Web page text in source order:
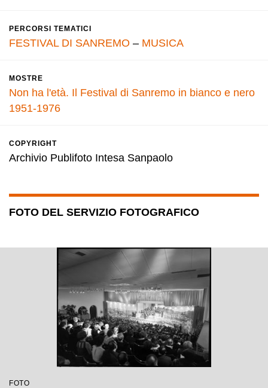
PERCORSI TEMATICI
FESTIVAL DI SANREMO – MUSICA
MOSTRE
Non ha l'età. Il Festival di Sanremo in bianco e nero
1951-1976
COPYRIGHT
Archivio Publifoto Intesa Sanpaolo
FOTO DEL SERVIZIO FOTOGRAFICO
FOTO